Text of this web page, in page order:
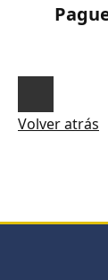
Volver atrás